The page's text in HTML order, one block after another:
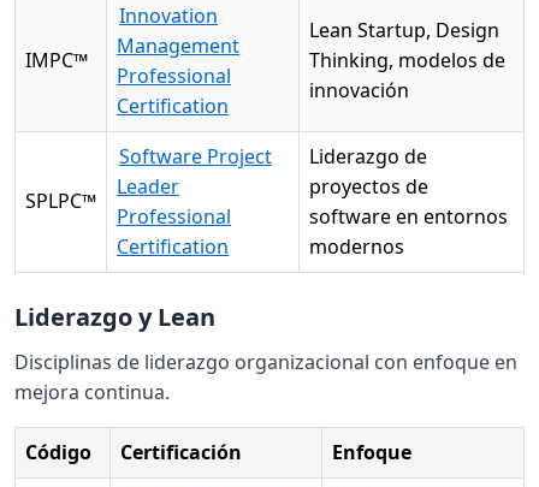
IMPC™
Innovation
Management
Professional
Certification
Lean Startup, Design
Thinking, modelos de
innovación
SPLPC™
Software Project
Leader
Professional
Certification
Liderazgo de
proyectos de
software en entornos
modernos
Liderazgo y Lean
Disciplinas de liderazgo organizacional con enfoque en
mejora continua.
Código Certificación Enfoque